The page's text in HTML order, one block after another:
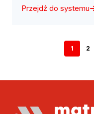
Przejdź do systemu
1 2